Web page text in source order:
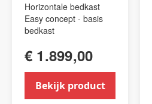
Horizontale bedkast
Easy concept - basis
bedkast
€ 1.899,00
Bekijk product